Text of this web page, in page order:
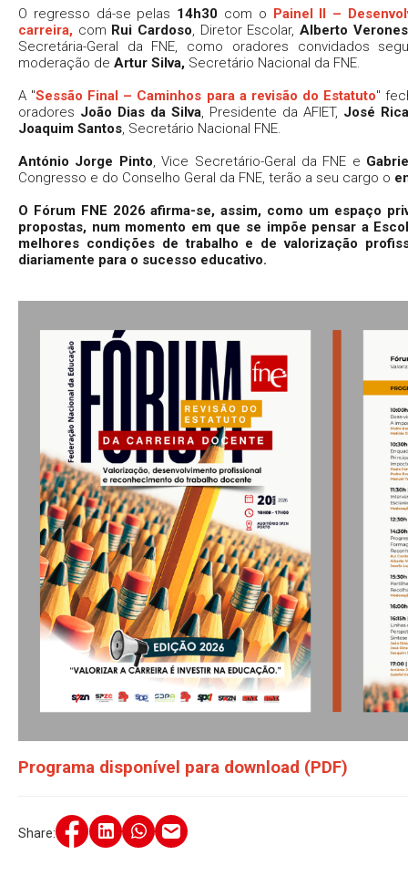
O regresso dá-se pelas 14h30 com o Painel II –
carreira, com Rui Cardoso, Diretor Escolar,Alberto
Secretária-Geral da FNE, como oradores convidados
moderação de Artur Silva, Secretário Nacional da FNE.
A "Sessão Final – Caminhos para a revisão do Estatuto"
oradores João Dias da Silva, Presidente da AFIET, José
Joaquim Santos, Secretário Nacional FNE.
António Jorge Pinto, Vice Secretário-Geral da FNE e
Congresso e do Conselho Geral da FNE, terão a seu cargo o
O Fórum FNE 2026 afirma-se, assim, como um espaço
propostas, num momento em que se impõe pensar a
melhores condições de trabalho e de valorização
diariamente para o sucesso educativo.
Programa disponível para download (PDF)
Share: